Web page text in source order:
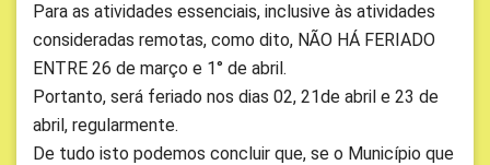
Para as atividades essenciais, inclusive às atividades
consideradas remotas, como dito, NÃO HÁ FERIADO
ENTRE 26 de março e 1° de abril.
Portanto, será feriado nos dias 02, 21de abril e 23 de
abril, regularmente.
De tudo isto podemos concluir que, se o Município que